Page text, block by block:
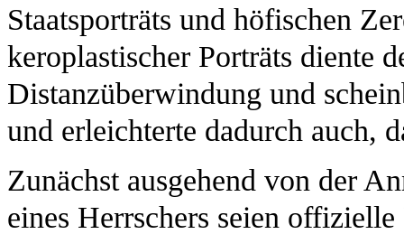
Staatsporträts und höfischen
keroplastischer Porträts diente
Distanzüberwindung und
und erleichterte dadurch auch,
Zunächst ausgehend von der
eines Herrschers seien